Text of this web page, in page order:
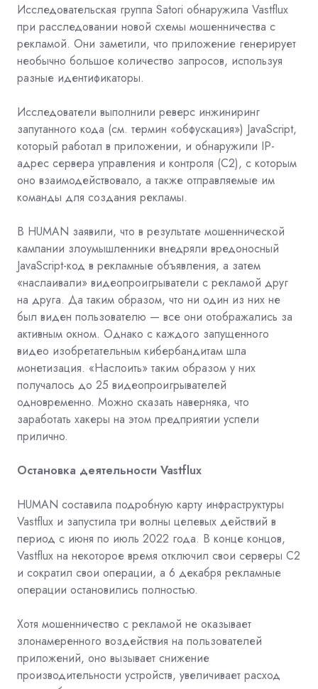
Исследовательская группа Satori обнаружила Vastflux
при расследовании новой схемы мошенничества с
рекламой. Они заметили, что приложение генерирует
необычно большое количество запросов, используя
разные идентификаторы.
Исследователи выполнили реверс инжиниринг
запутанного кода (см. термин «обфускация») JavaScript,
который работал в приложении, и обнаружили IP-
адрес сервера управления и контроля (C2), с которым
оно взаимодействовало, а также отправляемые им
команды для создания рекламы.
В HUMAN заявили, что в результате мошеннической
кампании злоумышленники внедряли вредоносный
JavaScript-код в рекламные объявления, а затем
«наслаивали» видеопроигрыватели с рекламой друг
на друга. Да таким образом, что ни один из них не
был виден пользователю — все они отображались за
активным окном. Однако с каждого запущенного
видео изобретательным кибербандитам шла
монетизация. «Наслоить» таким образом у них
получалось до 25 видеопроигрывателей
одновременно. Можно сказать наверняка, что
заработать хакеры на этом предприятии успели
прилично.
Остановка деятельности Vastflux
HUMAN составила подробную карту инфраструктуры
Vastflux и запустила три волны целевых действий в
период с июня по июль 2022 года. В конце концов,
Vastflux на некоторое время отключил свои серверы C2
и сократил свои операции, а 6 декабря рекламные
операции остановились полностью.
Хотя мошенничество с рекламой не оказывает
злонамеренного воздействия на пользователей
приложений, оно вызывает снижение
производительности устройств, увеличивает расход